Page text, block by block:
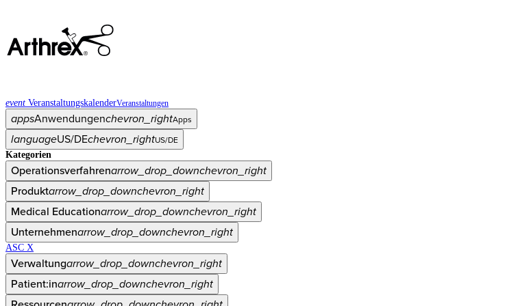
event VeranstaltungskalenderVeranstaltungen
appsAnwendungenchevron_rightApps
languageUS/DEchevron_rightUS/DE
Kategorien
Operationsverfahrenarrow_drop_downchevron_right
Produktarrow_drop_downchevron_right
Medical Educationarrow_drop_downchevron_right
Unternehmenarrow_drop_downchevron_right
ASC X
Verwaltungarrow_drop_downchevron_right
Patient:inarrow_drop_downchevron_right